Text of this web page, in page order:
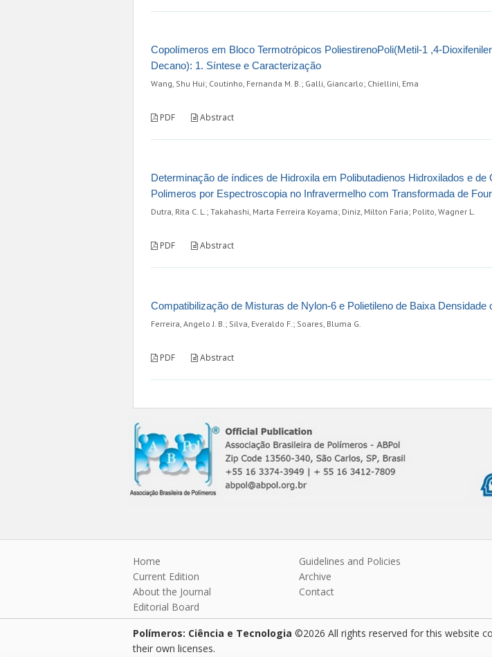
Copolímeros em Bloco Termotrópicos PoliestirenoPoli(Metil-1 ,4-
Decano): 1. Síntese e Caracterização
Wang, Shu Hui; Coutinho, Fernanda M. B.; Galli, Giancarlo; Chiellini, Ema
PDF Abstract
Determinação de índices de Hidroxila em Polibutadienos Hidroxilados e
Polimeros por Espectroscopia no Infravermelho com Transformada de
Dutra, Rita C. L.; Takahashi, Marta Ferreira Koyama; Diniz, Milton Faria; Polito, Wagner L.
PDF Abstract
Compatibilização de Misturas de Nylon-6 e Polietileno de Baixa Densidade
Ferreira, Angelo J. B.; Silva, Everaldo F.; Soares, Bluma G.
PDF Abstract
Home
Current Edition
About the Journal
Editorial Board
Guidelines and Policies
Archive
Contact
Polímeros: Ciência e Tecnologia ©2026 All rights reserved for this website
their own licenses.